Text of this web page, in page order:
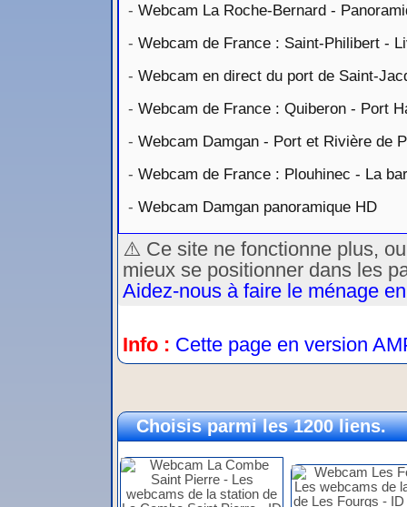
- Webcam La Roche-Bernard -
- Webcam de France : Saint-Philibert -
- Webcam en direct du port de Saint-
- Webcam de France : Quiberon - Port
- Webcam Damgan - Port et Rivière de
- Webcam de France : Plouhinec - La
- Webcam Damgan panoramique HD
⚠️ Ce site ne fonctionne plus,
mieux se positionner dans les
Aidez-nous à faire le ménage
Info : Cette page en version
Choisis parmi les 1200 liens.